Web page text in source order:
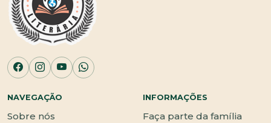
NAVEGAÇÃO
Sobre nós
INFORMAÇÕES
Faça parte da família